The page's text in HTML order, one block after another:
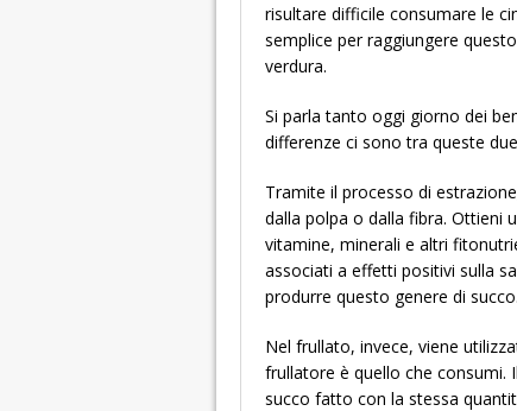
risultare difficile consumare le
semplice per raggiungere
verdura.
Si parla tanto oggi giorno dei
differenze ci sono tra queste
Tramite il processo di
dalla polpa o dalla fibra. Ottieni
vitamine, minerali e altri
associati a effetti positivi sulla
produrre questo genere di succo.
Nel frullato, invece, viene
frullatore è quello che consumi.
succo fatto con la stessa